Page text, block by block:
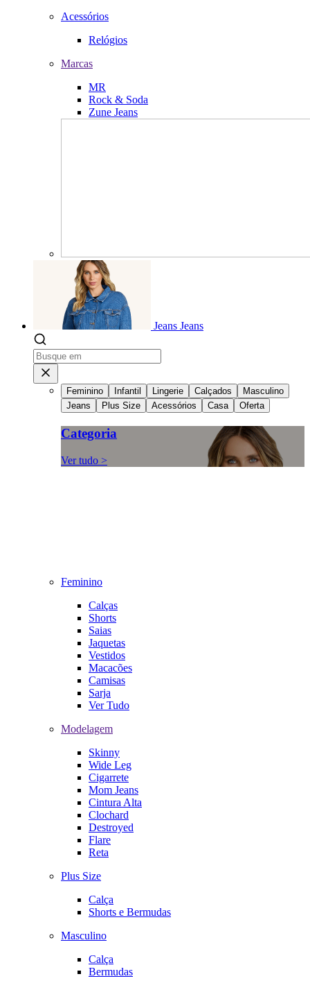
Acessórios
Relógios
Marcas
MR
Rock & Soda
Zune Jeans
Jeans Jeans
Feminino Infantil Lingerie Calçados
Masculino
Jeans
Plus Size Acessórios Casa Oferta
Categoria
Ver tudo >
Feminino
Calças
Shorts
Saias
Jaquetas
Vestidos
Macacões
Camisas
Sarja
Ver Tudo
Modelagem
Skinny
Wide Leg
Cigarrete
Mom Jeans
Cintura Alta
Clochard
Destroyed
Flare
Reta
Plus Size
Calça
Shorts e Bermudas
Masculino
Calça
Bermudas